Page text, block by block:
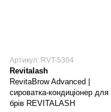
Артикул: RVT-5304
Revitalash
RevitaBrow Advanced |
сироватка-кондиціонер для
брів REVITALASH